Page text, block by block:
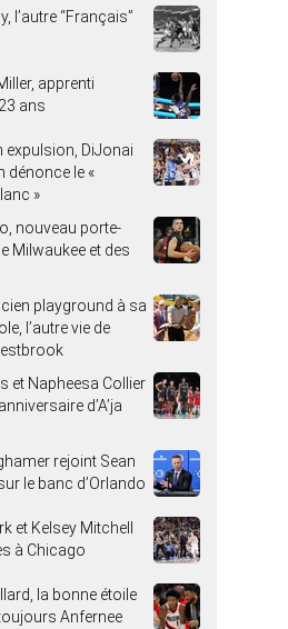
l’autre “Français”
apprenti
ans
expulsion, DiJonai
dénonce le «
»
nouveau porte-
Milwaukee et des
playground à sa
l’autre vie de
et Napheesa Collier
d’A’ja
rejoint Sean
le banc d’Orlando
et Kelsey Mitchell
à Chicago
la bonne étoile
Anfernee